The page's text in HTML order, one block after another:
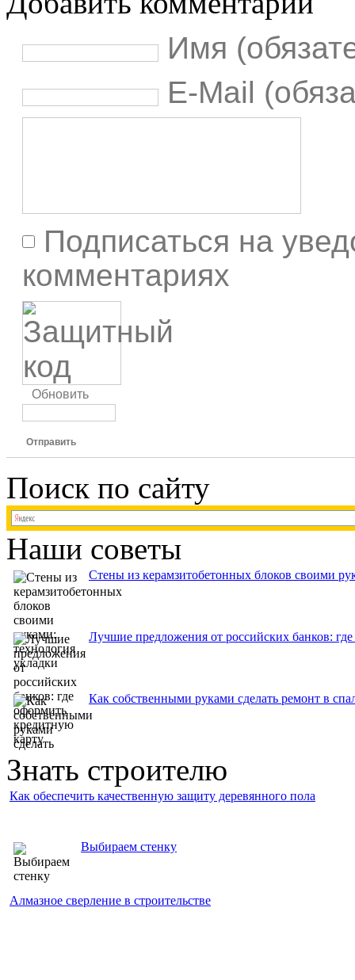
Имя
E-Mail
Подписаться на
комментариях
Обновить
Отправить
Поиск по сайту
Наши советы
Стены из керамзитобетонных блоков своими
Лучшие предложения от российских банков:
Как собственными руками сделать ремонт в
Знать строителю
Как обеспечить качественную защиту деревянного пола
Выбираем стенку
Алмазное сверление в строительстве